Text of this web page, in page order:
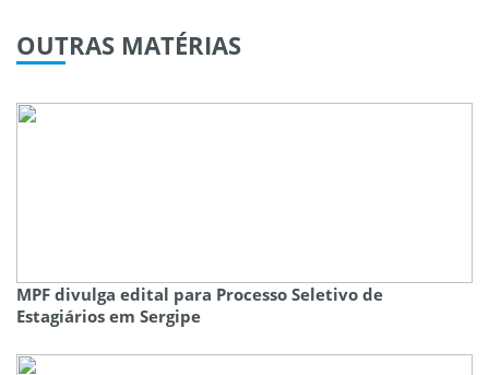
OUTRAS MATÉRIAS
MPF divulga edital para Processo Seletivo de
Estagiários em Sergipe